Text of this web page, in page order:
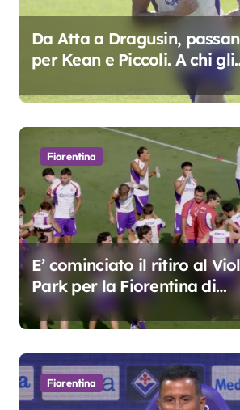
Da Atta a Dragusin,
per Kean e Piccoli. A chi gli
oscar del precampionato?
Fiorentina
E’ cominciato il ritiro al
Park per la Fiorentina di
Grosso
Fiorentina